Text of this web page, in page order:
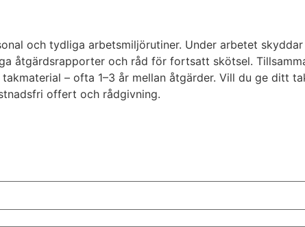
och tydliga arbetsmiljörutiner. Under arbetet
åtgärdsrapporter och råd för fortsatt skötsel.
– ofta 1–3 år mellan åtgärder. Vill du ge ditt
offert och rådgivning.